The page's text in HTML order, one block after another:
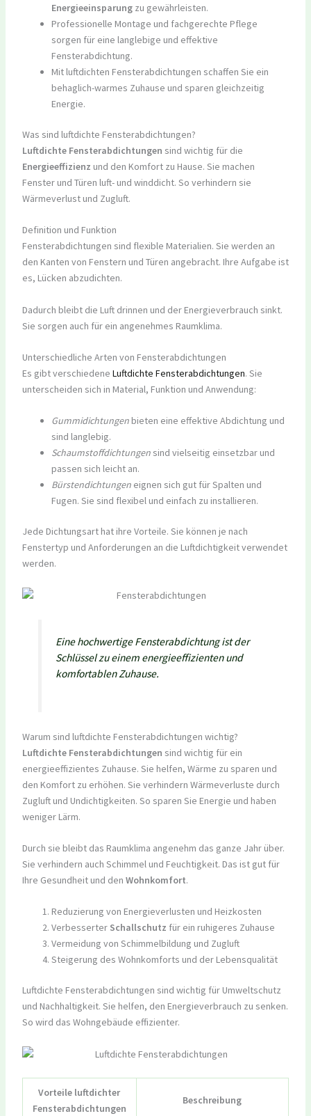
Energieeinsparungzu gewährleisten.
Professionelle Montage und fachgerechte Pflege
sorgen für eine langlebige und effektive
Fensterabdichtung.
Mit luftdichten Fensterabdichtungen schaffen Sie ein
behaglich-warmes Zuhause und sparen gleichzeitig
Energie.
Was sind luftdichte Fensterabdichtungen?
Luftdichte Fensterabdichtungen sind wichtig für die
Energieeffizienz und den Komfort zu Hause. Sie machen
Fenster und Türen luft- und winddicht. So verhindern sie
Wärmeverlust und Zugluft.
Definition und Funktion
Fensterabdichtungen sind flexible Materialien. Sie werden an
den Kanten von Fenstern und Türen angebracht. Ihre Aufgabe ist
es, Lücken abzudichten.
Dadurch bleibt die Luft drinnen und der Energieverbrauch sinkt.
Sie sorgen auch für ein angenehmes Raumklima.
Unterschiedliche Arten von Fensterabdichtungen
Es gibt verschiedene Luftdichte Fensterabdichtungen. Sie
unterscheiden sich in Material, Funktion und Anwendung:
Gummidichtungenbieten eine effektive Abdichtung und
sind langlebig.
Schaumstoffdichtungensind vielseitig einsetzbar und
passen sich leicht an.
Bürstendichtungeneignen sich gut für Spalten und
Fugen. Sie sind flexibel und einfach zu installieren.
Jede Dichtungsart hat ihre Vorteile. Sie können je nach
Fenstertyp und Anforderungen an die Luftdichtigkeit verwendet
werden.
Eine hochwertige Fensterabdichtung ist der
Schlüssel zu einem energieeffizienten und
komfortablen Zuhause.
Warum sind luftdichte Fensterabdichtungen wichtig?
Luftdichte Fensterabdichtungen sind wichtig für ein
energieeffizientes Zuhause. Sie helfen, Wärme zu sparen und
den Komfort zu erhöhen. Sie verhindern Wärmeverluste durch
Zugluft und Undichtigkeiten. So sparen Sie Energie und haben
weniger Lärm.
Durch sie bleibt das Raumklima angenehm das ganze Jahr über.
Sie verhindern auch Schimmel und Feuchtigkeit. Das ist gut für
Ihre Gesundheit und den Wohnkomfort.
Reduzierung von Energieverlusten und Heizkosten
Verbesserter Schallschutz für ein ruhigeres Zuhause
Vermeidung von Schimmelbildung und Zugluft
Steigerung des Wohnkomforts und der Lebensqualität
Luftdichte Fensterabdichtungen sind wichtig für Umweltschutz
und Nachhaltigkeit. Sie helfen, den Energieverbrauch zu senken.
So wird das Wohngebäude effizienter.
Vorteile luftdichter
Fensterabdichtungen
Beschreibung